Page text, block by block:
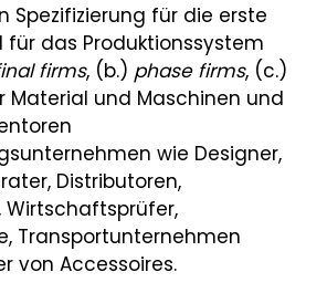
Spezifizierung für die erste
für das Produktionssystem
firms, (b.) phase firms, (c.)
Material und Maschinen und
wie Designer,
Distributoren,
Wirtschaftsprüfer,
Transportunternehmen
von Accessoires.